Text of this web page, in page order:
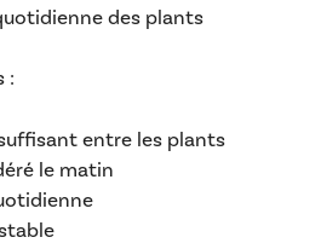
des plants
:
entre les plants
le matin